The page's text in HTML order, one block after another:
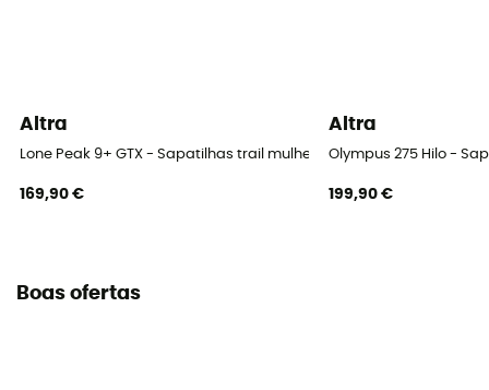
Altra
Lone Peak 9+ GTX - Sapatilhas trail mulher
169,90 €
Altra
Olympus 275 Hilo -
199,90 €
Boas ofertas